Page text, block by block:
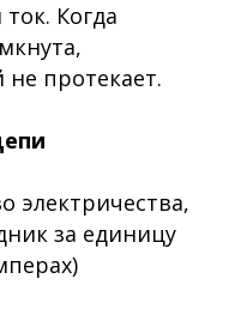
Когда
не протекает.
электричества,
за единицу